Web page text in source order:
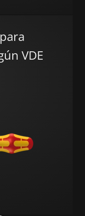
VDE